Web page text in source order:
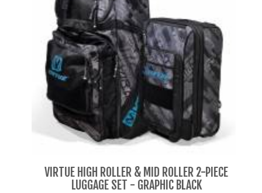
VIRTUE HIGH ROLLER & MID ROLLER 2-PIECE
LUGGAGE SET - GRAPHIC BLACK